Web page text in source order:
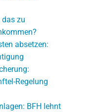
das zu
absetzen:
Regelung
BFH lehnt